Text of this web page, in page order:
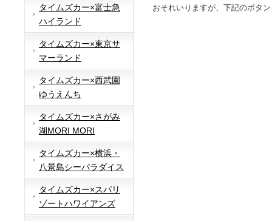
タイムズカー×富士急
ハイランド
タイムズカー×東京サ
マーランド
タイムズカー×西武園
ゆうえんち
タイムズカー×さがみ
湖MORI MORI
タイムズカー×横浜・
八景島シーパラダイス
タイムズカー×スパリ
ゾートハワイアンズ
おそれいりますが、下記のボタ